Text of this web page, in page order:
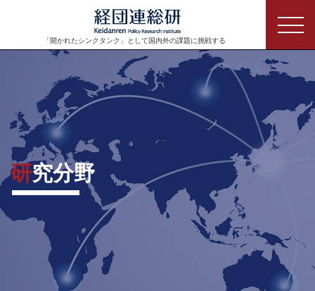
「開かれたシンクタンク」として国内外の課題に挑戦する
研究分野